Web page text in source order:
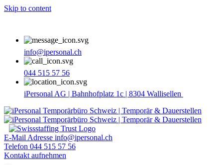
Skip to content
info@ipersonal.ch
044 515 57 56
iPersonal AG | Bahnhofplatz 1c | 8304 Wallisellen
E-Mail Adresse info@ipersonal.ch
Telefon 044 515 57 56
Kontakt aufnehmen